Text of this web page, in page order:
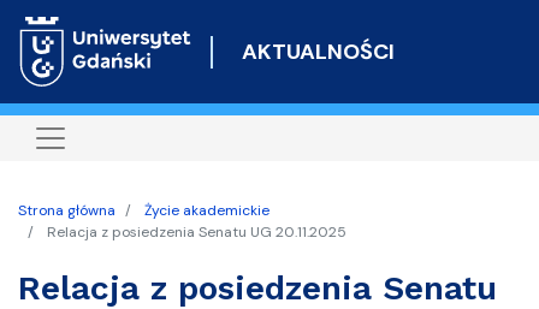
do
AKTUALNOŚCI
Strona główna
Życie akademickie
Relacja z posiedzenia Senatu UG 20.11.2025
Relacja z posiedzenia Senatu